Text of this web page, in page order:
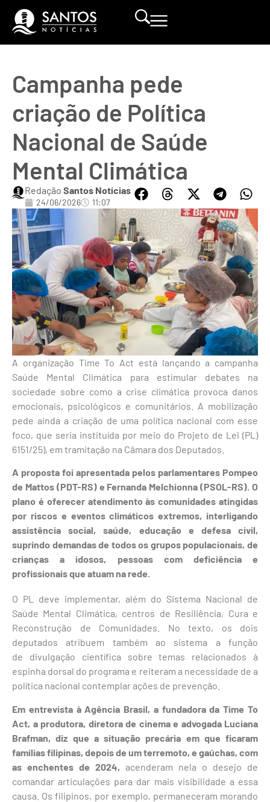
Campanha pede
criação de Política
Nacional de Saúde
Mental Climática
Redação Santos Notícias
24/06/2026 11:07
A organização Time To Act está lançando a campanha
Saúde Mental Climática para estimular debates na
sociedade sobre como a crise climática provoca danos
emocionais, psicológicos e comunitários. A mobilização
pede ainda a criação de uma política nacional com esse
foco, que seria instituída por meio do Projeto de Lei (PL)
6151/25), em tramitação na Câmara dos Deputados.
A proposta foi apresentada pelos parlamentares Pompeo
de Mattos (PDT-RS) e Fernanda Melchionna (PSOL-RS). O
plano é oferecer atendimento às comunidades atingidas
por riscos e eventos climáticos extremos, interligando
assistência social, saúde, educação e defesa civil,
suprindo demandas de todos os grupos populacionais, de
crianças a idosos, pessoas com deficiência e
profissionais que atuam na rede.
O PL deve implementar, além do Sistema Nacional de
Saúde Mental Climática, centros de Resiliência, Cura e
Reconstrução de Comunidades. No texto, os dois
deputados atribuem também ao sistema a função
de divulgação científica sobre temas relacionados à
espinha dorsal do programa e reiteram a necessidade de a
política nacional contemplar ações de prevenção.
Em entrevista à Agência Brasil, a fundadora da Time To
Act, a produtora, diretora de cinema e advogada Luciana
Brafman, diz que a situação precária em que ficaram
famílias filipinas, depois de um terremoto, e gaúchas, com
as enchentes de 2024, acenderam nela o desejo de
comandar articulações para dar mais visibilidade a essa
causa. Os filipinos, por exemplo, permaneceram morando